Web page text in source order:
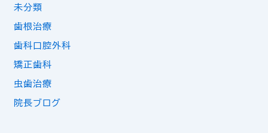
未分類
歯根治療
歯科口腔外科
矯正歯科
虫歯治療
院長ブログ